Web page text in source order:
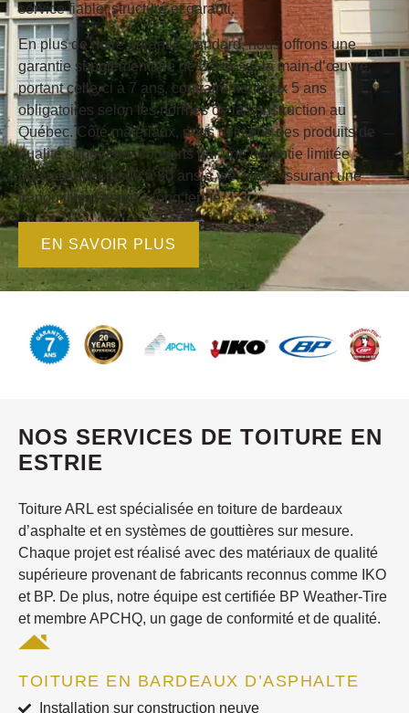
service fiable, structuré et garanti.
En plus de notre garantie standard, nous offrons une
garantie supplémentaire de 2 ans sur la main-d’œuvre,
portant celle-ci à 7 ans, contrairement aux 5 ans
obligatoires selon les normes de la construction au
Québec. Côté matériaux, nous utilisons des produits de
qualité supérieure couverts par unegarantie limitée
pouvant aller jusqu’à 30 ans à vie, vous assurant une
tranquillité d’esprit à long terme.
EN SAVOIR PLUS
NOS SERVICES DE TOITURE EN
ESTRIE
Toiture ARL est spécialisée en toiture de bardeaux
d’asphalte et en systèmes de gouttières sur mesure.
Chaque projet est réalisé avec des matériaux de qualité
supérieure provenant de fabricants reconnus comme IKO
et BP. De plus, notre équipe est certifiée BP Weather-Tire
et membre APCHQ, un gage de conformité et de qualité.
TOITURE EN BARDEAUX D’ASPHALTE
Installation sur construction neuve